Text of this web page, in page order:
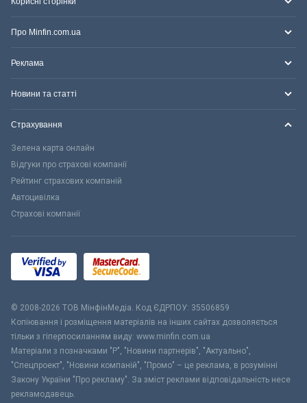
Про Minfin.com.ua
Реклама
Новини та статті
Страхування
Зелена карта онлайн
Відгуки про страхові компанії
Рейтинг страхових компаній
Автоцивілка
Страхові компанії
© 2008-2026 ТОВ МiнфiнМедiа. Код ЄДРПОУ: 35506859
Копіювання і розміщення матеріалів на інших сайтах дозволяється
тільки з гіперпосиланням виду: www.minfin.com.ua
Матеріали з позначками "Р", "Новини партнерів", "Актуально",
"Спецпроект", "Новини компаній", "Промо" – це реклама, в розумінні
Закону України "Про рекламу". За зміст реклами відповідальність несе
рекламодавець.